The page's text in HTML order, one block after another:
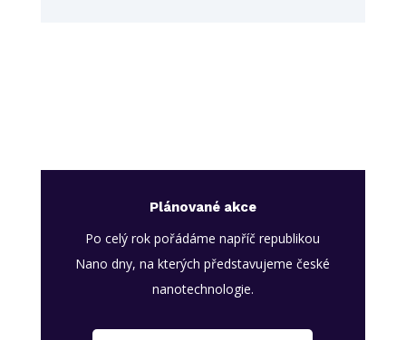
Plánované akce
Po celý rok pořádáme napříč republikou
Nano dny, na kterých představujeme české
nanotechnologie.